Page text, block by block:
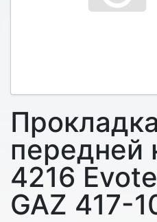
Прокладка
передней
4216
GAZ 417-